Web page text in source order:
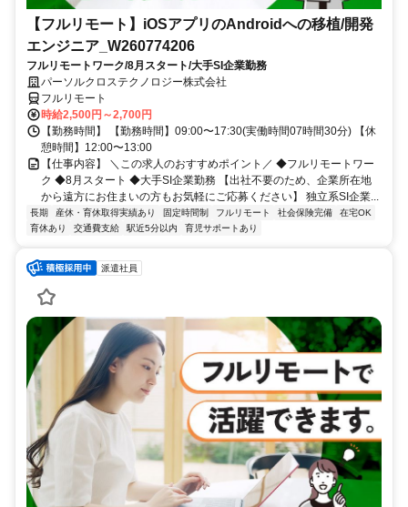
【フルリモート】iOSアプリのAndroidへの移植/開発
エンジニア_W260774206
フルリモートワーク/8月スタート/大手SI企業勤務
パーソルクロステクノロジー株式会社
フルリモート
時給2,500円～2,700円
【勤務時間】 【勤務時間】09:00〜17:30(実働時間07時間30分) 【休
憩時間】12:00〜13:00
【仕事内容】 ＼この求人のおすすめポイント／ ◆フルリモートワー
ク ◆8月スタート ◆大手SI企業勤務 【出社不要のため、企業所在地
から遠方にお住まいの方もお気軽にご応募ください】 独立系SI企業...
長期 産休・育休取得実績あり 固定時間制 フルリモート 社会保険完備
在宅OK
育休あり
交通費支給 駅近5分以内 育児サポートあり
派遣社員